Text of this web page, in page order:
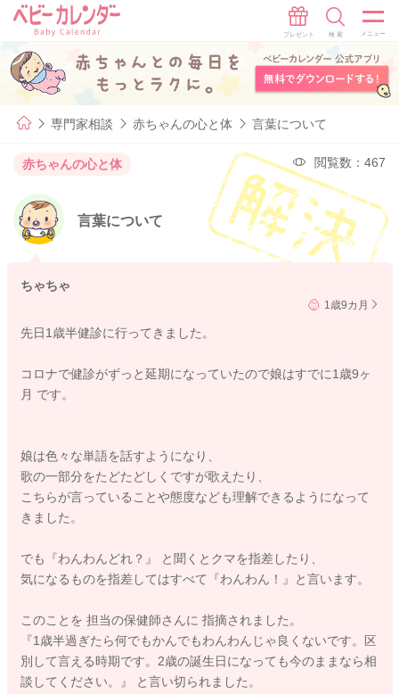
専門家相談 赤ちゃんの心と体 言葉について
赤ちゃんの心と体 閲覧数：467
言葉について
ちゃちゃ
1歳9カ月
先日1歳半健診に行ってきました。
コロナで健診がずっと延期になっていたので娘はすでに1歳9ヶ
月 です。
娘は色々な単語を話すようになり、
歌の一部分をたどたどしくですが歌えたり、
こちらが言っていることや態度なども理解できるようになって
きました。
でも『わんわんどれ？』 と聞くとクマを指差したり、
気になるものを指差してはすべて『わんわん！』と言います。
このことを 担当の保健師さんに 指摘されました。
『1歳半過ぎたら何でもかんでもわんわんじゃ良くないです。区
別して言える時期です。2歳の誕生日になっても今のままなら相
談してください。』 と言い切られました。